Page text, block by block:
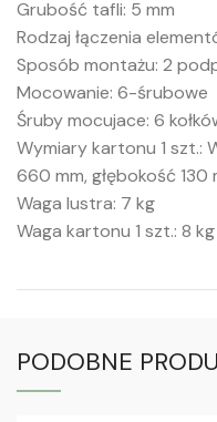
Grubość tafli: 5 mm
Rodzaj łączenia
Sposób montażu: 2
Mocowanie: 6-śrubowe
Śruby mocujace: 6
Wymiary kartonu 1 szt.:
660 mm, głębokość 130
Waga lustra: 7 kg
Waga kartonu 1 szt.: 8 kg
PODOBNE